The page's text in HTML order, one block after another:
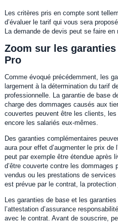
Les critères pris en compte sont
d’évaluer le tarif qui vous sera
La demande de devis peut se faire
Zoom sur les garanties
Pro
Comme évoqué précédemment, les
largement à la détermination du tarif
professionnelle. La garantie de base
charge des dommages causés aux
couvertes peuvent être les clients,
encore les salariés eux-mêmes.
Des garanties complémentaires
aura pour effet d’augmenter le prix de
peut par exemple être étendue après
d’être couverte contre les
vendus ou les prestations de services
est prévue par le contrat, la
Les garanties de base et les
l’attestation d’assurance
avec le contrat. Avant de souscrire,